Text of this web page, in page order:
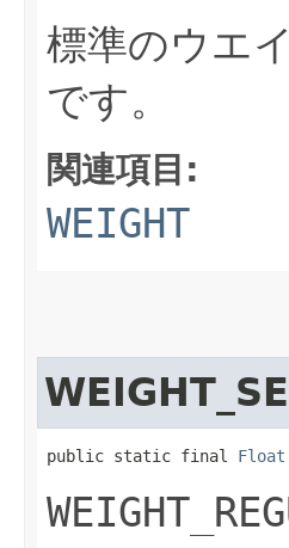
標準のウエ
です。
関連項目:
WEIGHT
public static final Float